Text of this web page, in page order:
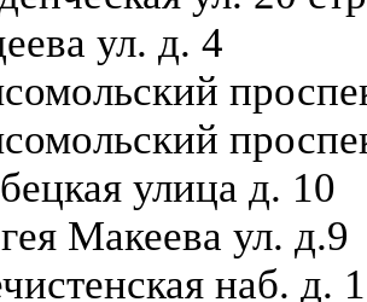
ул. д. 4
улица д. 10
Макеева ул. д.9
наб. д.